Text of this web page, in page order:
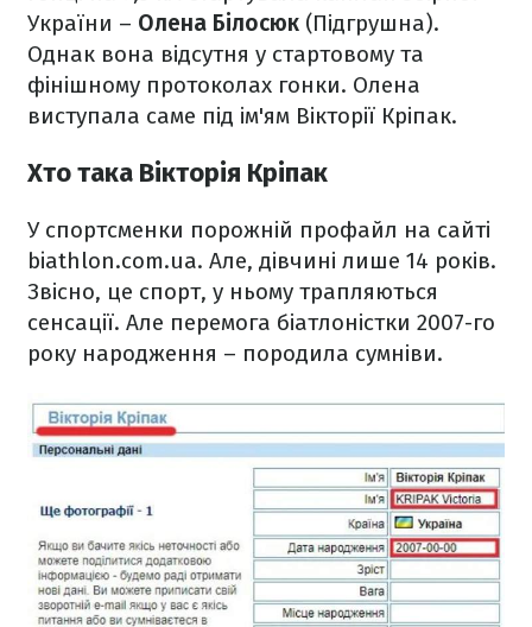
України – Олена Білосюк (Підгрушна).
Однак вона відсутня у стартовому та
фінішному протоколах гонки. Олена
виступала саме під ім'ям Вікторії Кріпак.
Хто така Вікторія Кріпак
У спортсменки порожній профайл на сайті
biathlon.com.ua. Але, дівчині лише 14 років.
Звісно, це спорт, у ньому трапляються
сенсації. Але перемога біатлоністки 2007-го
року народження – породила сумніви.